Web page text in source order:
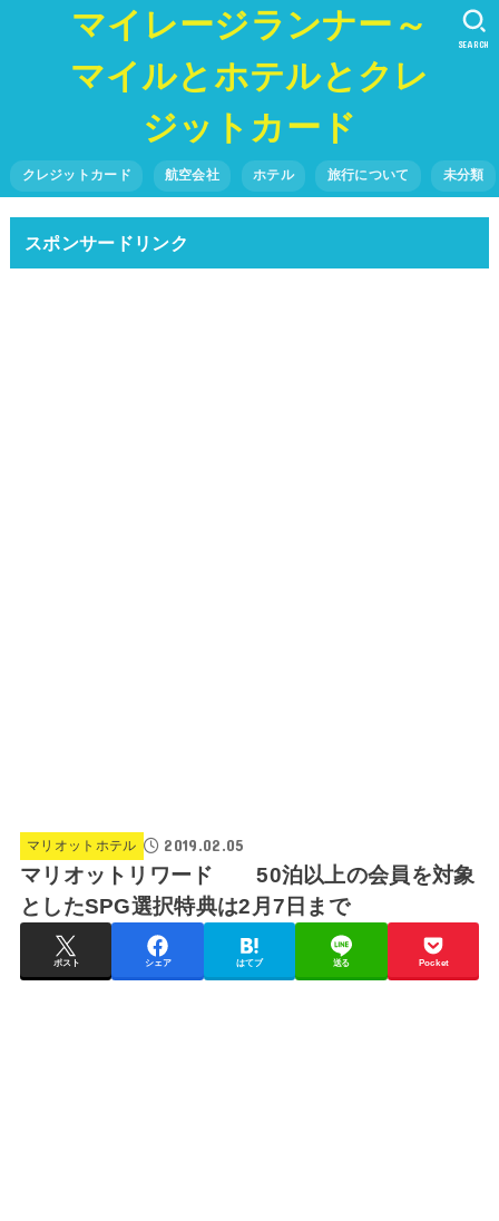
マイレージランナー～
マイルとホテルとクレ
ジットカード
クレジットカード 航空会社 ホテル 旅行について 未分類
SEARCH
スポンサードリンク
マリオットホテル 2019.02.05
マリオットリワード 50泊以上の会員を対象
としたSPG選択特典は2月7日まで
ポスト シェア はてブ 送る Pocket